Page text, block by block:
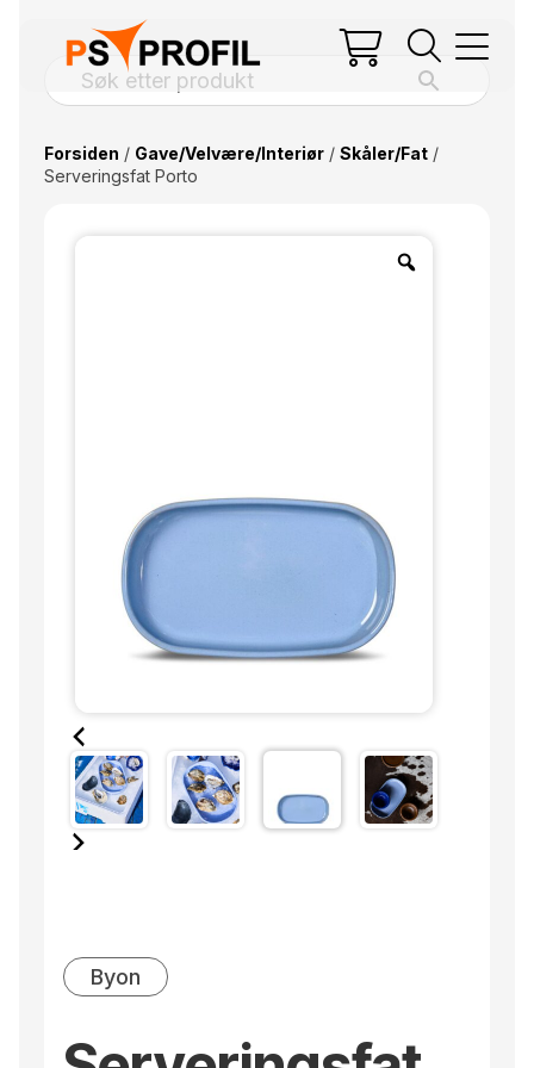
Forsiden / Gave/Velvære/Interiør/ Skåler/Fat/
Serveringsfat Porto
Byon